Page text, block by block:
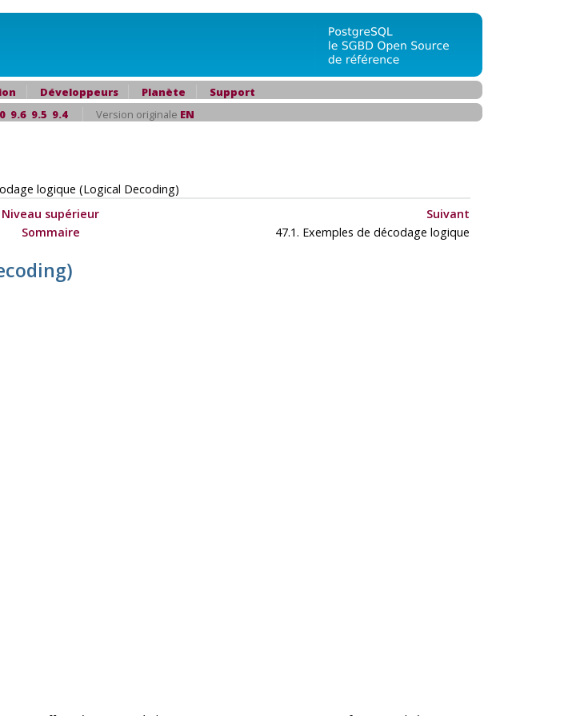
Développeurs Planète
Support
9.6 9.5 9.4 Version originale EN
logique (Logical Decoding)
Niveau supérieur
Suivant
Sommaire 47.1. Exemples de décodage logique